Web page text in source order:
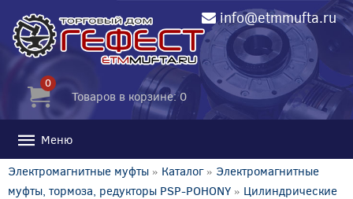
info@etmmufta.ru
0
Товаров в корзине: 0
Меню
Электромагнитные муфты » Каталог» Электромагнитные
муфты, тормоза, редукторы PSP-POHONY » Цилиндрические